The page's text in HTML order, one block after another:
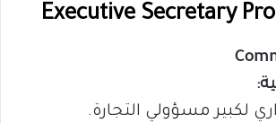
Executive Secretary
لكبير مسؤولي التجارة.